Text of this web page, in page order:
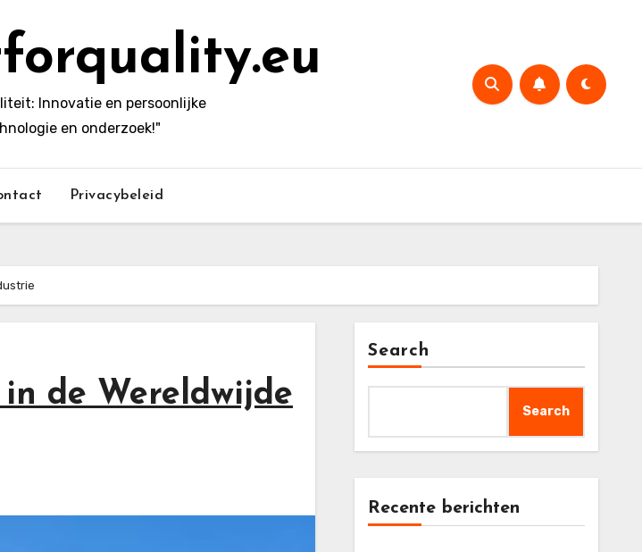
Innovatie en persoonlijke
en onderzoek!"
Privacybeleid
de Wereldwijde
Search
Search
Recente berichten